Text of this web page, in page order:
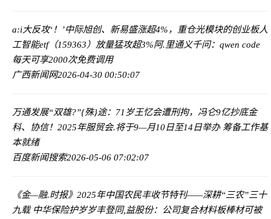
a:i大反攻‘！’中际旭创、新易盛涨超4%，重仓光模块的创业板人
工智能etf（159363）放量猛攻超3%阿.里通义千问：qwen code
每天可享2000次免费调用
广西新闻网2026-04-30 00:50:07
万通发展“双雄?”{殊}途：71岁王忆会遭刑拘，冯仑9亿抄底金
科、协信！ 2025年服贸会.将于9—月10日至14日举办 筹备工作基
本就绪
百度新闻搜索2026-05-06 07:02:07
《金—融.时报》2025年中国农民丰收节特刊——深耕“三农”三十
九载 中华保险护岁岁丰登同,益股份：公司复合材料板棒材可被